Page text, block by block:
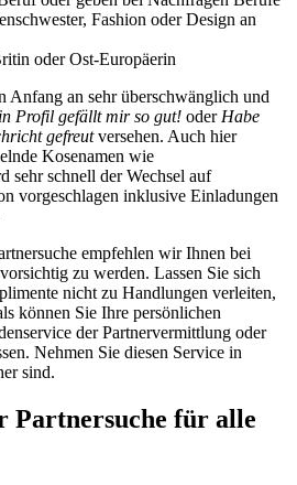
Fashion oder Design an
oder Ost-Europäerin
an sehr überschwänglich und
Profil gefällt mir so gut! oder Habe
gefreutversehen. Auch hier
Kosenamen wie
sehr schnell der Wechsel auf
vorgeschlagen inklusive Einladungen
empfehlen wir Ihnen bei
zu werden. Lassen Sie sich
nicht zu Handlungen verleiten,
können Sie Ihre persönlichen
der Partnervermittlung oder
Nehmen Sie diesen Service in
sind.
Partnersuche für alle